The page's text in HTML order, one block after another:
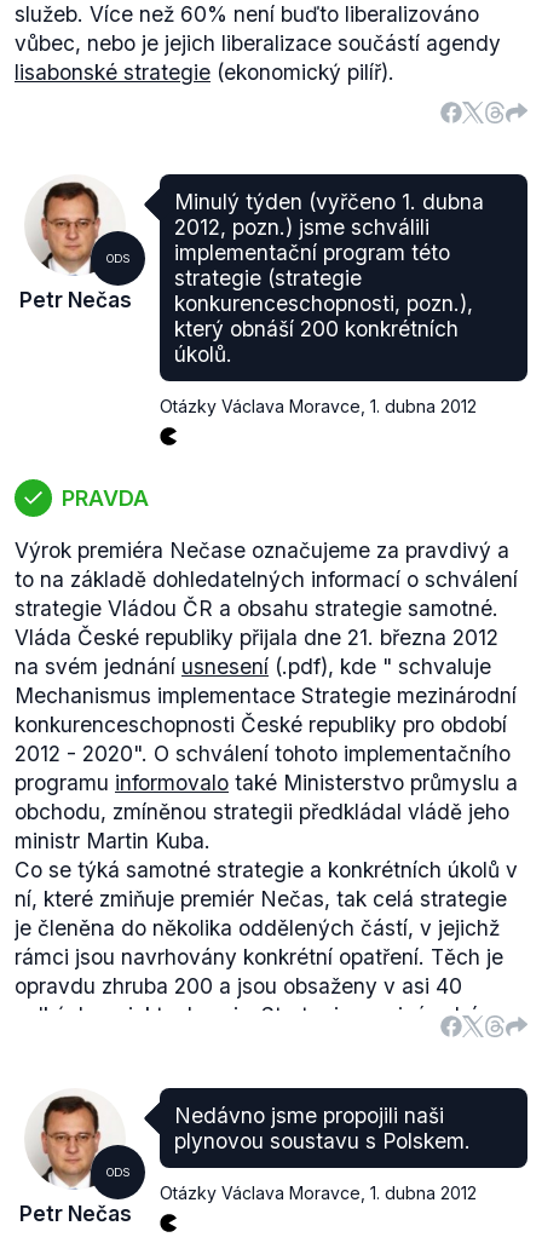
služeb. Více než 60% není buďto liberalizováno
vůbec, nebo je jejich liberalizace součástí agendy
lisabonské strategie (ekonomický pilíř).
ODS
Petr Nečas
Minulý týden (vyřčeno 1. dubna
2012, pozn.) jsme schválili
implementační program této
strategie (strategie
konkurenceschopnosti, pozn.),
který obnáší 200 konkrétních
úkolů.
Otázky Václava Moravce 1. dubna 2012
PRAVDA
Výrok premiéra Nečase označujeme za pravdivý a
to na základě dohledatelných informací o schválení
strategie Vládou ČR a obsahu strategie samotné.
Vláda České republiky přijala dne 21. března 2012
na svém jednání usnesení (.pdf), kde " schvaluje
Mechanismus implementace Strategie mezinárodní
konkurenceschopnosti České republiky pro období
2012 - 2020". O schválení tohoto implementačního
programu informovalo také Ministerstvo průmyslu a
obchodu, zmíněnou strategii předkládal vládě jeho
ministr Martin Kuba.
Co se týká samotné strategie a konkrétních úkolů v
ní, které zmiňuje premiér Nečas, tak celá strategie
je členěna do několika oddělených částí, v jejichž
rámci jsou navrhovány konkrétní opatření. Těch je
opravdu zhruba 200 a jsou obsaženy v asi 40
velkých projektech - viz. Strategie mezinárodní
ODS
Petr Nečas
Nedávno jsme propojili naši
plynovou soustavu s Polskem.
Otázky Václava Moravce 1. dubna 2012